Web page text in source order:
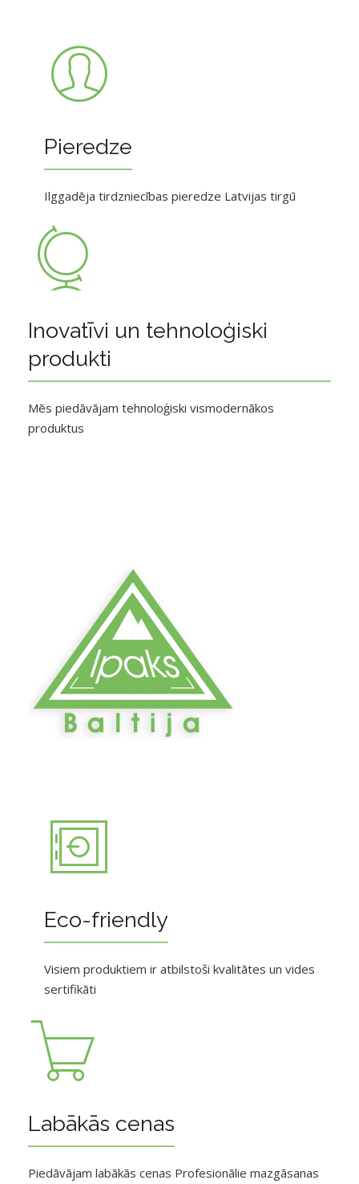
Pieredze
Ilggadēja tirdzniecības pieredze Latvijas tirgū
Inovatīvi un tehnoloģiski
produkti
Mēs piedāvājam tehnoloģiski vismodernākos
produktus
Eco-friendly
Visiem produktiem ir atbilstoši kvalitātes un vides
sertifikāti
Labākās cenas
Piedāvājam labākās cenas Profesionālie mazgāsanas